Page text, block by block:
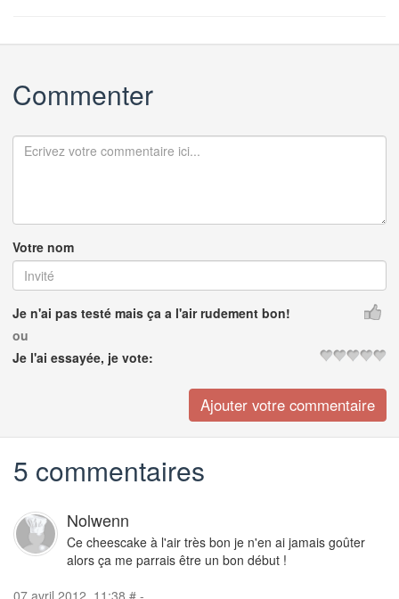
Commenter
Votre nom
Je n'ai pas testé mais ça a l'air rudement bon!
ou
Je l'ai essayée, je vote:
5 commentaires
Nolwenn
Ce cheescake à l'air très bon je n'en ai jamais goûter
alors ça me parrais être un bon début !
07 avril 2012, 11:38 # -